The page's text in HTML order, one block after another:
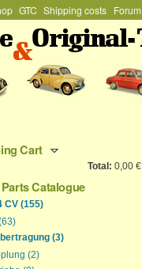
GTC Shipping costs Forum
Cart
Total: 0,00 €
Catalogue
CV (155)
(3)
(2)